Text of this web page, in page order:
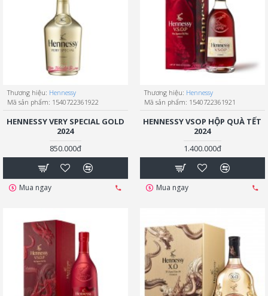
Thương hiệu: Hennessy
Mã sản phẩm: 1540722361922
HENNESSY VERY SPECIAL GOLD
2024
850.000đ
Mua ngay
Thương hiệu: Hennessy
Mã sản phẩm: 1540722361921
HENNESSY VSOP HỘP QUÀ TẾT
2024
1.400.000đ
Mua ngay